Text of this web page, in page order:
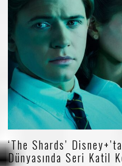
‘The Shards’
Dünyasında Seri Katil